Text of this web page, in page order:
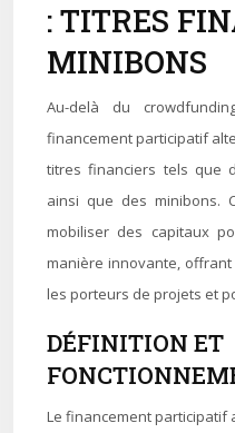
: TITRES
MINIBONS
Au-delà du
financement participatif
titres financiers tels que
ainsi que des minibons.
mobiliser des capitaux
manière innovante,
les porteurs de projets et
DÉFINITION ET
Le financement participatif